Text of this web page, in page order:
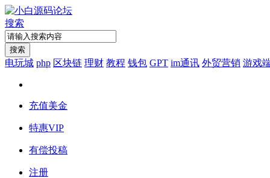
搜索
搜索
电玩城 php 区块链 理财 教程 钱包 GPT im通讯 外贸营销 游戏
充值美金
特惠VIP
有偿投稿
注册